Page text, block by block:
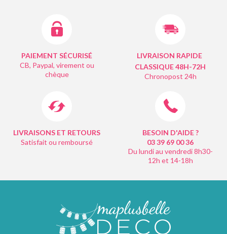
PAIEMENT SÉCURISÉ
CB, Paypal, virement ou
chèque
LIVRAISON RAPIDE
CLASSIQUE 48H-72H
Chronopost 24h
LIVRAISONS ET RETOURS
Satisfait ou remboursé
BESOIN D'AIDE ?
03 39 69 0036
Du lundi au vendredi 8h30-
12h et 14-18h